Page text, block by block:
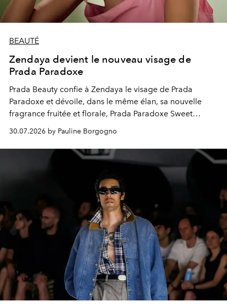
BEAUTÉ
Zendaya devient le nouveau visage de
Prada Paradoxe
Prada Beauty confie à Zendaya le visage de Prada
Paradoxe et dévoile, dans le même élan, sa nouvelle
fragrance fruitée et florale, Prada Paradoxe Sweet
30.07.2026 by Pauline Borgogno